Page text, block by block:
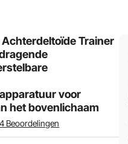
Achterdeltoïde Trainer
voor
het bovenlichaam
4 Beoordelingen